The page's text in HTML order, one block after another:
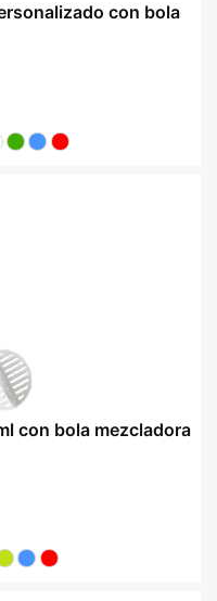
con bola
con bola mezcladora